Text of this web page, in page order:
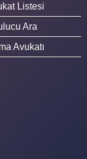
Listesi
Ara
Avukatı